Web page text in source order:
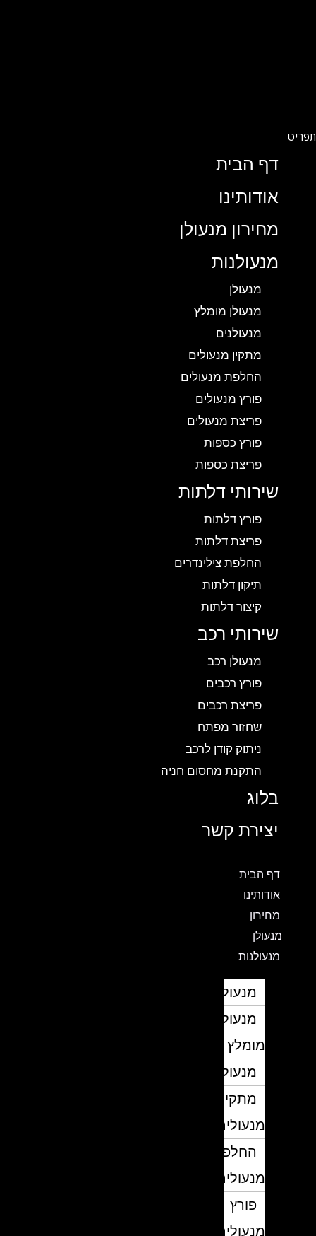
דף הבית
אודותינו
מחירון מנעולן
מנעולנות
מנעולן
מנעולן מומלץ
מנעולנים
מתקין מנעולים
החלפת מנעולים
פורץ מנעולים
פריצת מנעולים
פורץ כספות
פריצת כספות
שירותי דלתות
פורץ דלתות
פריצת דלתות
החלפת צילינדרים
תיקון דלתות
קיצור דלתות
שירותי רכב
מנעולן רכב
פורץ רכבים
פריצת רכבים
שחזור מפתח
ניתוק קודן לרכב
התקנת מחסום חניה
בלוג
יצירת קשר
דף הבית
אודותינו
מחירון
מנעולן
מנעולנות
מנעולן
מנעולן
מומלץ
מנעולנים
מתקין
מנעולים
החלפת
מנעולים
פורץ
מנעולים